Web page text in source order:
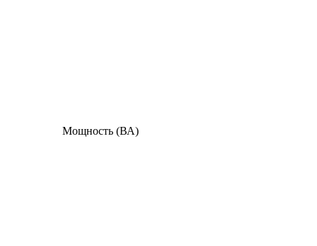
Мощность (ВА)